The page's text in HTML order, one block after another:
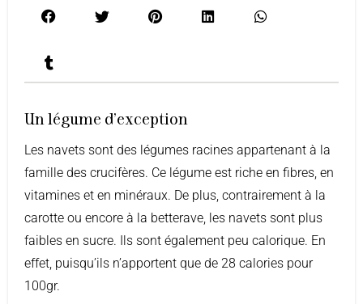
Un légume d'exception
Les navets sont des légumes racines appartenant à la
famille des crucifères. Ce légume est riche en fibres, en
vitamines et en minéraux. De plus, contrairement à la
carotte ou encore à la betterave, les navets sont plus
faibles en sucre. Ils sont également peu calorique. En
effet, puisqu’ils n’apportent que de 28 calories pour
100gr.